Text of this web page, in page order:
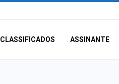
CLASSIFICADOS ASSINANTE